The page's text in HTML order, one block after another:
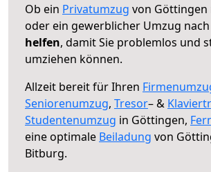
Ob ein Privatumzug von Göttingen
oder ein gewerblicher Umzug
helfen, damit Sie problemlos und
umziehen können.
Allzeit bereit für Ihren
Seniorenumzug, Tresor– &
Studentenumzug in Göttingen,
eine optimale Beiladung von
Bitburg.